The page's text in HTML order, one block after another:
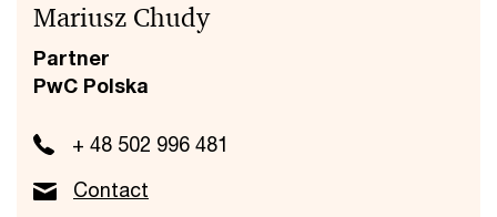
Mariusz Chudy
Partner
PwC Polska
+ 48 502 996 481
Contact